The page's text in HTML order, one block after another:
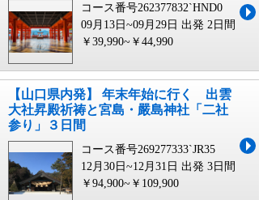
コース番号262377832`HND0
09月13日~09月29日 出発 2日間
￥39,990~￥44,990
【山口県内発】 年末年始に行く 出雲
大社昇殿祈祷と宮島・嚴島神社「二社
参り」３日間
コース番号269277333`JR35
12月30日~12月31日 出発 3日間
￥94,900~￥109,900